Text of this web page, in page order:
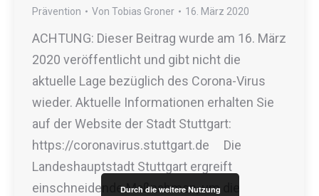
Prävention Von Tobias Groner 16. März 2020
ACHTUNG: Dieser Beitrag wurde am 16. März
2020 veröffentlicht und gibt nicht die
aktuelle Lage bezüglich des Corona-Virus
wieder. Aktuelle Informationen erhalten Sie
auf der Website der Stadt Stuttgart:
https://coronavirus.stuttgart.de Die
Landeshauptstadt Stuttgart ergreift
einschneidende Maßnahmen, um die
Durch die weitere Nutzung